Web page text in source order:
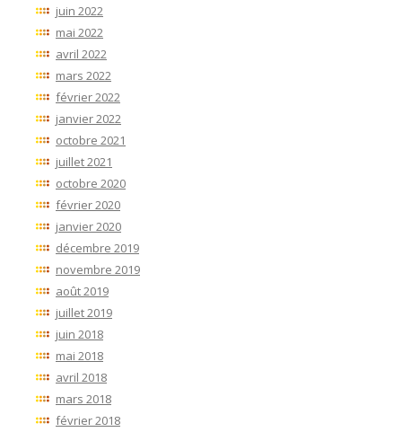
juin 2022
mai 2022
avril 2022
mars 2022
février 2022
janvier 2022
octobre 2021
juillet 2021
octobre 2020
février 2020
janvier 2020
décembre 2019
novembre 2019
août 2019
juillet 2019
juin 2018
mai 2018
avril 2018
mars 2018
février 2018